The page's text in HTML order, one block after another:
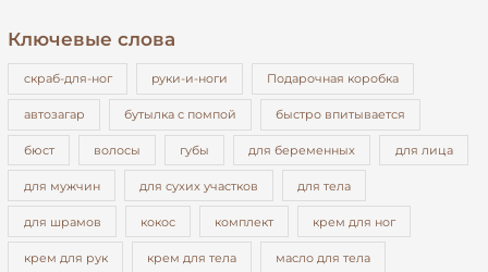
Ключевые слова
cкраб-для-ног pуки-и-ноги Подарочная коробка
автозагар бутылка с помпой быстро впитывается
бюст волосы губы для беременных для лица
для мужчин для сухих участков для тела
для шрамов кокос комплект крем для ног
крем для рук крем для тела масло для тела